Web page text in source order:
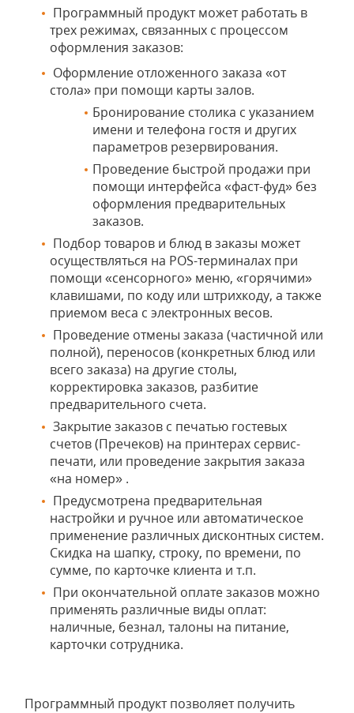
Программный продукт может работать в
трех режимах, связанных с процессом
оформления заказов:
Оформление отложенного заказа «от
стола» при помощи карты залов.
Бронирование столика с указанием
имени и телефона гостя и других
параметров резервирования.
Проведение быстрой продажи при
помощи интерфейса «фаст-фуд» без
оформления предварительных
заказов.
Подбор товаров и блюд в заказы может
осуществляться на POS-терминалах при
помощи «сенсорного» меню, «горячими»
клавишами, по коду или штрихкоду, а также
приемом веса с электронных весов.
Проведение отмены заказа (частичной или
полной), переносов (конкретных блюд или
всего заказа) на другие столы,
корректировка заказов, разбитие
предварительного счета.
Закрытие заказов с печатью гостевых
счетов (Пречеков) на принтерах сервис-
печати, или проведение закрытия заказа
«на номер» .
Предусмотрена предварительная
настройки и ручное или автоматическое
применение различных дисконтных систем.
Скидка на шапку, строку, по времени, по
сумме, по карточке клиента и т.п.
При окончательной оплате заказов можно
применять различные виды оплат:
наличные, безнал, талоны на питание,
карточки сотрудника.
Программный продукт позволяет получить